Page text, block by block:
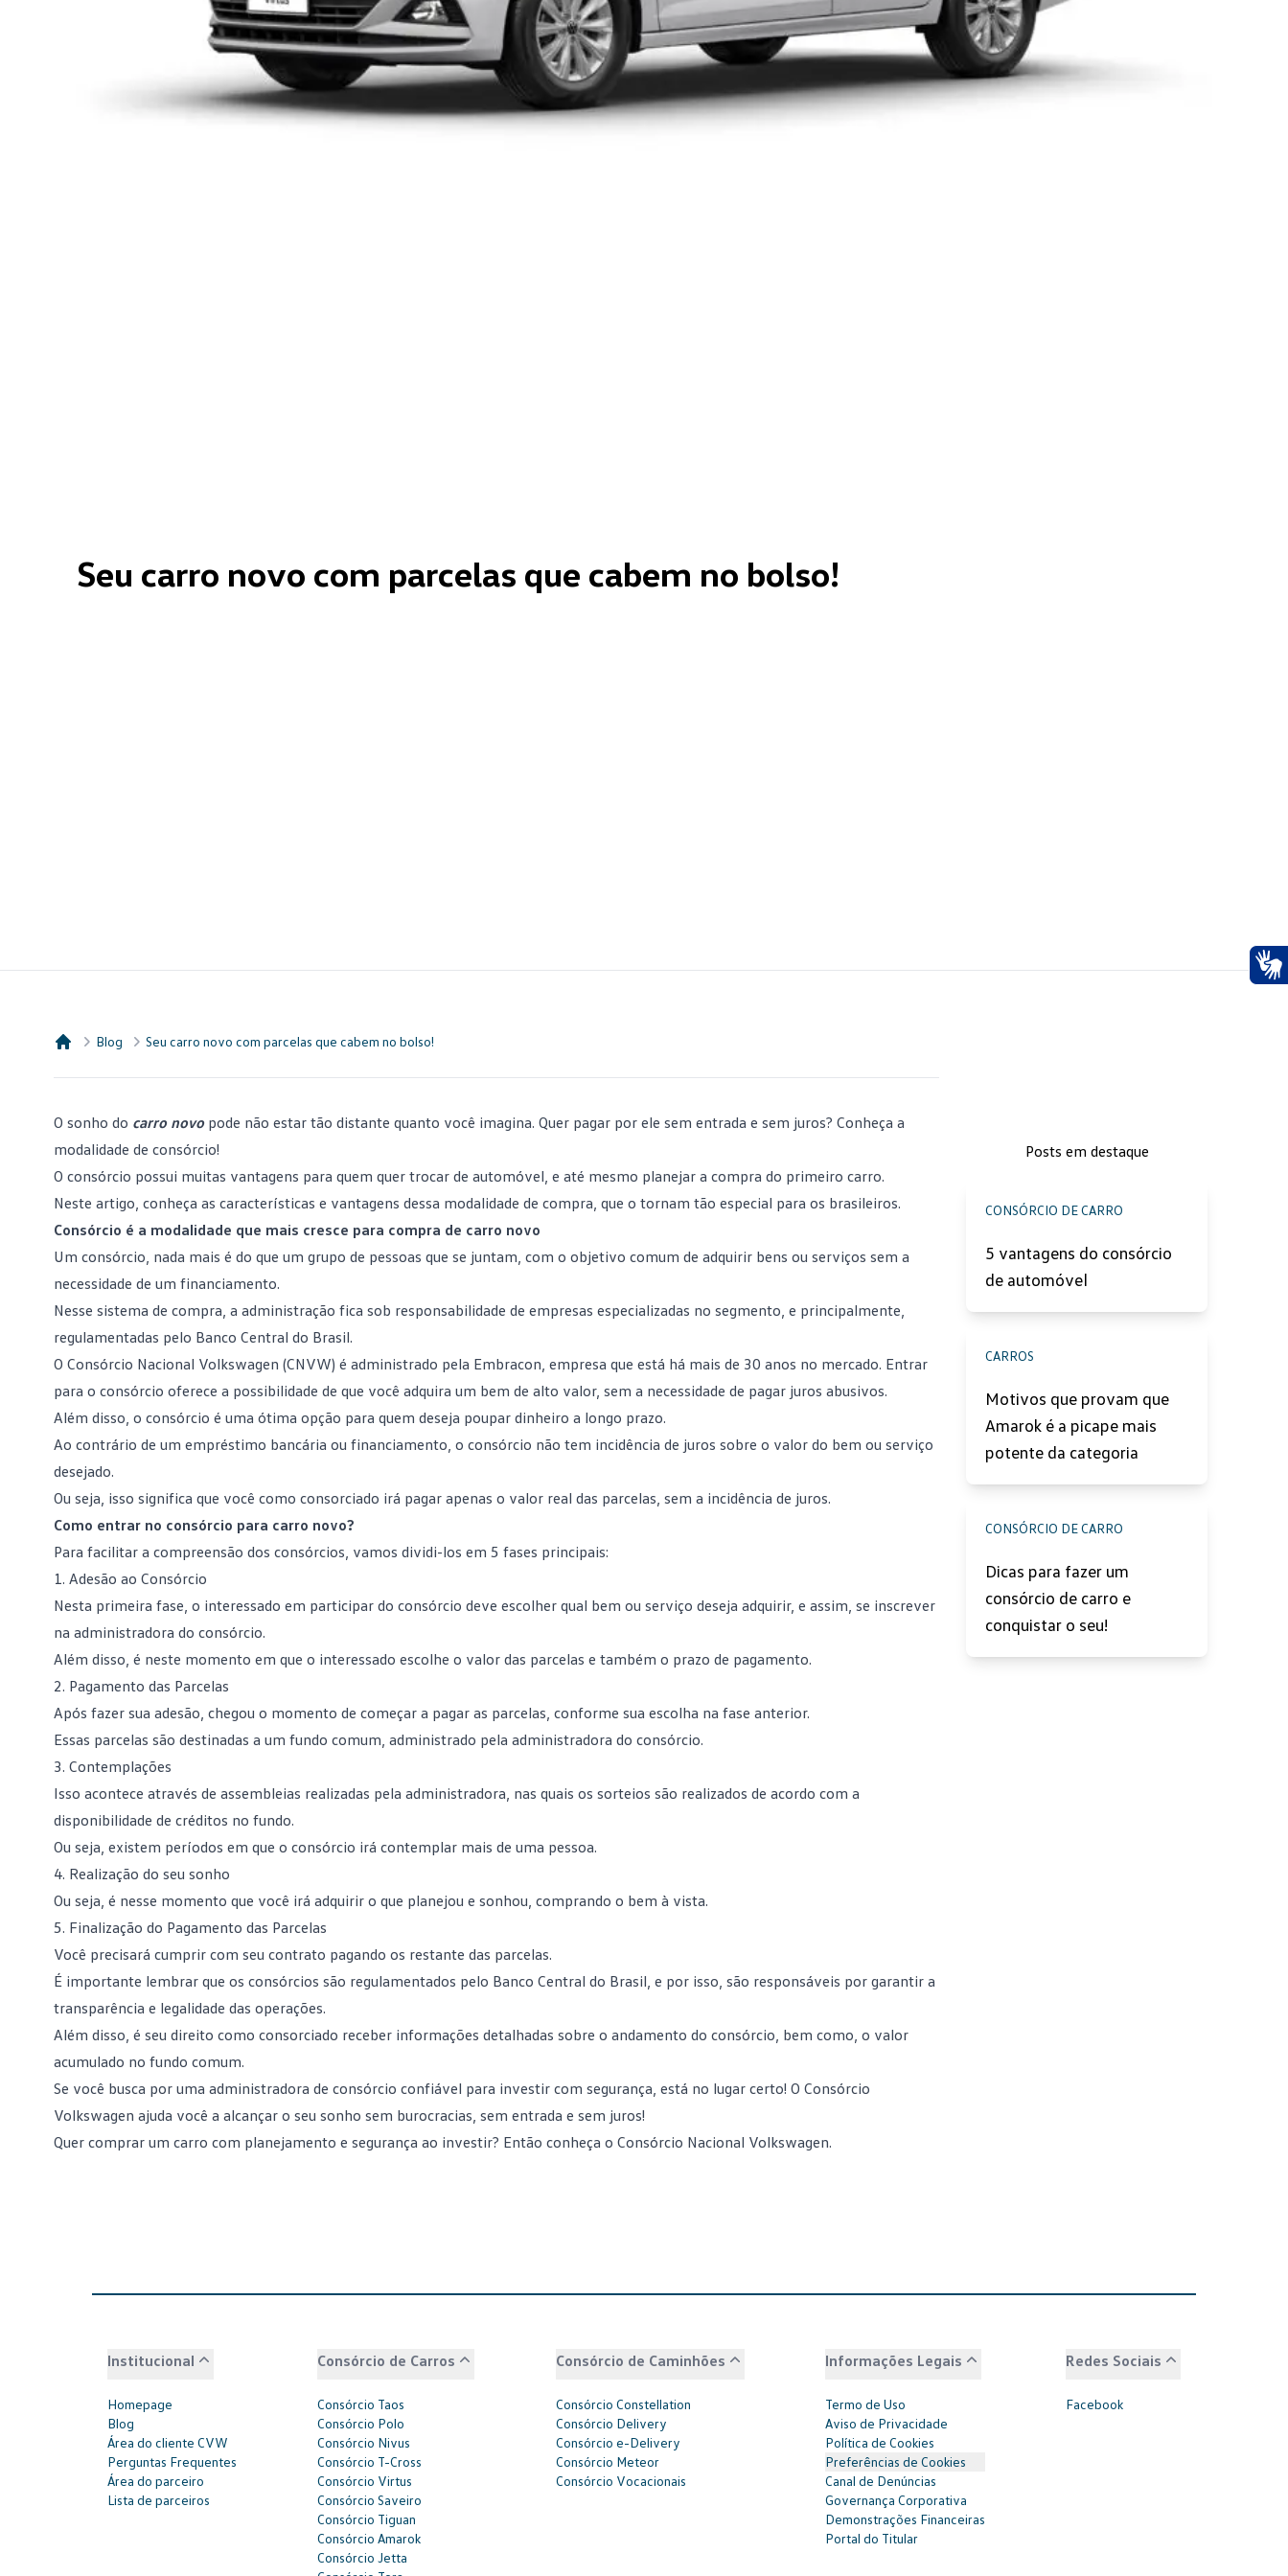
Seu carro novo com parcelas que cabem no bolso!
Blog Seu carro novo com parcelas que cabem no bolso!
O sonho do carro novo pode não estar tão distante quanto você imagina. Quer pagar por ele sem entrada e sem juros? Conheça a
modalidade de consórcio!
O consórcio possui muitas vantagens para quem quer trocar de automóvel, e até mesmo planejar a compra do primeiro carro.
Neste artigo, conheça as características e vantagens dessa modalidade de compra, que o tornam tão especial para os brasileiros.
Consórcio é a modalidade que mais cresce para compra de carro novo
Um consórcio, nada mais é do que um grupo de pessoas que se juntam, com o objetivo comum de adquirir bens ou serviços sem a
necessidade de um financiamento.
Nesse sistema de compra, a administração fica sob responsabilidade de empresas especializadas no segmento, e principalmente,
regulamentadas pelo Banco Central do Brasil.
O Consórcio Nacional Volkswagen (CNVW) é administrado pela Embracon, empresa que está há mais de 30 anos no mercado. Entrar
para o consórcio oferece a possibilidade de que você adquira um bem de alto valor, sem a necessidade de pagar juros abusivos.
Além disso, o consórcio é uma ótima opção para quem deseja poupar dinheiro a longo prazo.
Ao contrário de um empréstimo bancária ou financiamento, o consórcio não tem incidência de juros sobre o valor do bem ou serviço
desejado.
Ou seja, isso significa que você como consorciado irá pagar apenas o valor real das parcelas, sem a incidência de juros.
Como entrar no consórcio para carro novo?
Para facilitar a compreensão dos consórcios, vamos dividi-los em 5 fases principais:
1. Adesão ao Consórcio
Nesta primeira fase, o interessado em participar do consórcio deve escolher qual bem ou serviço deseja adquirir, e assim, se inscrever
na administradora do consórcio.
Além disso, é neste momento em que o interessado escolhe o valor das parcelas e também o prazo de pagamento.
2. Pagamento das Parcelas
Após fazer sua adesão, chegou o momento de começar a pagar as parcelas, conforme sua escolha na fase anterior.
Essas parcelas são destinadas a um fundo comum, administrado pela administradora do consórcio.
3. Contemplações
Isso acontece através de assembleias realizadas pela administradora, nas quais os sorteios são realizados de acordo com a
disponibilidade de créditos no fundo.
Ou seja, existem períodos em que o consórcio irá contemplar mais de uma pessoa.
4. Realização do seu sonho
Ou seja, é nesse momento que você irá adquirir o que planejou e sonhou, comprando o bem à vista.
5. Finalização do Pagamento das Parcelas
Você precisará cumprir com seu contrato pagando os restante das parcelas.
É importante lembrar que os consórcios são regulamentados pelo Banco Central do Brasil, e por isso, são responsáveis por garantir a
transparência e legalidade das operações.
Além disso, é seu direito como consorciado receber informações detalhadas sobre o andamento do consórcio, bem como, o valor
acumulado no fundo comum.
Se você busca por uma administradora de consórcio confiável para investir com segurança, está no lugar certo! O Consórcio
Volkswagen ajuda você a alcançar o seu sonho sem burocracias, sem entrada e sem juros!
Quer comprar um carro com planejamento e segurança ao investir? Então conheça o Consórcio Nacional Volkswagen.
Posts em destaque
CONSÓRCIO DE CARRO
5 vantagens do consórcio
de automóvel
CARROS
Motivos que provam que
Amarok é a picape mais
potente da categoria
CONSÓRCIO DE CARRO
Dicas para fazer um
consórcio de carro e
conquistar o seu!
Institucional
Homepage
Blog
Área do cliente CVW
Perguntas Frequentes
Área do parceiro
Lista de parceiros
Consórcio de Carros
Consórcio Taos
Consórcio Polo
Consórcio Nivus
Consórcio T-Cross
Consórcio Virtus
Consórcio Saveiro
Consórcio Tiguan
Consórcio Amarok
Consórcio Jetta
Consórcio de Caminhões
Consórcio Constellation
Consórcio Delivery
Consórcio e-Delivery
Consórcio Meteor
Consórcio Vocacionais
Informações Legais
Termo de Uso
Aviso de Privacidade
Política de Cookies
Preferências de Cookies
Canal de Denúncias
Governança Corporativa
Demonstrações Financeiras
Portal do Titular
Redes Sociais
Facebook